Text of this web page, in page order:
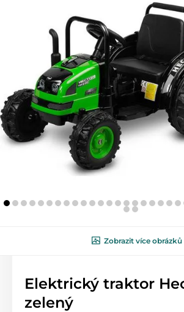
Zobrazit více obrázků
Elektrický traktor
zelený